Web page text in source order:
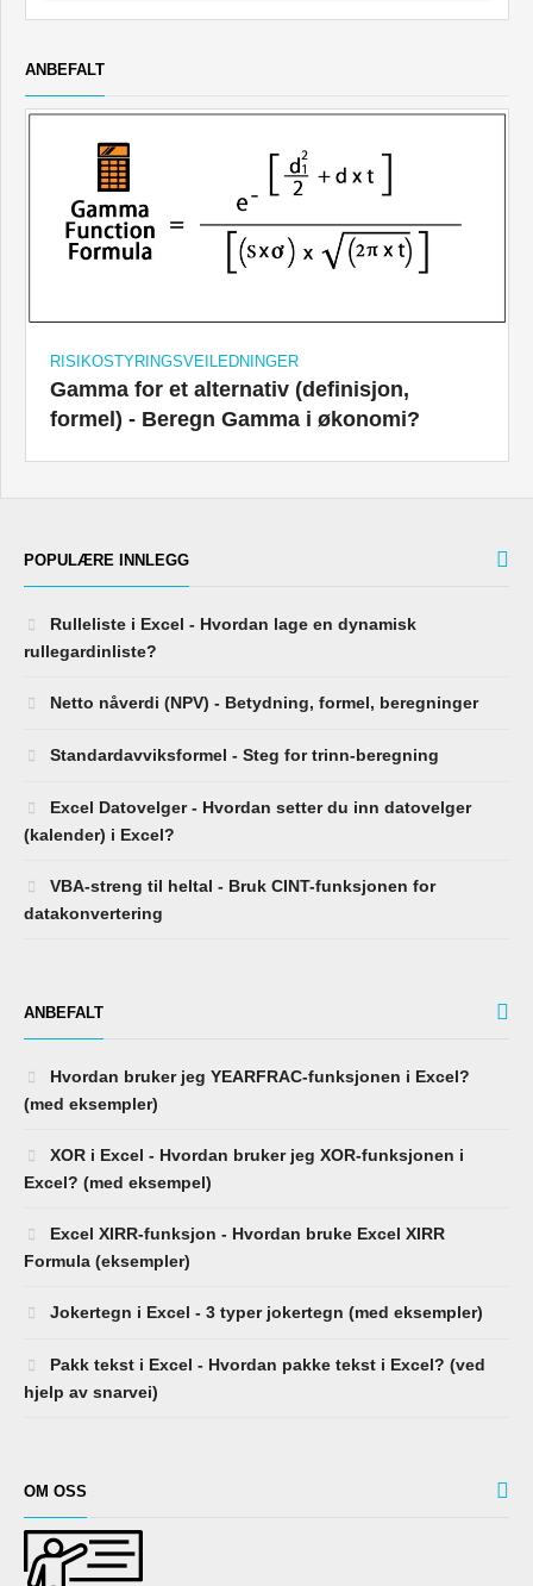
ANBEFALT
RISIKOSTYRINGSVEILEDNINGER
Gamma for et alternativ (definisjon,
formel) - Beregn Gamma i økonomi?
POPULÆRE INNLEGG
Rulleliste i Excel - Hvordan lage en dynamisk
rullegardinliste?
Netto nåverdi (NPV) - Betydning, formel, beregninger
Standardavviksformel - Steg for trinn-beregning
Excel Datovelger - Hvordan setter du inn datovelger
(kalender) i Excel?
VBA-streng til heltal - Bruk CINT-funksjonen for
datakonvertering
ANBEFALT
Hvordan bruker jeg YEARFRAC-funksjonen i Excel?
(med eksempler)
XOR i Excel - Hvordan bruker jeg XOR-funksjonen i
Excel? (med eksempel)
Excel XIRR-funksjon - Hvordan bruke Excel XIRR
Formula (eksempler)
Jokertegn i Excel - 3 typer jokertegn (med eksempler)
Pakk tekst i Excel - Hvordan pakke tekst i Excel? (ved
hjelp av snarvei)
OM OSS